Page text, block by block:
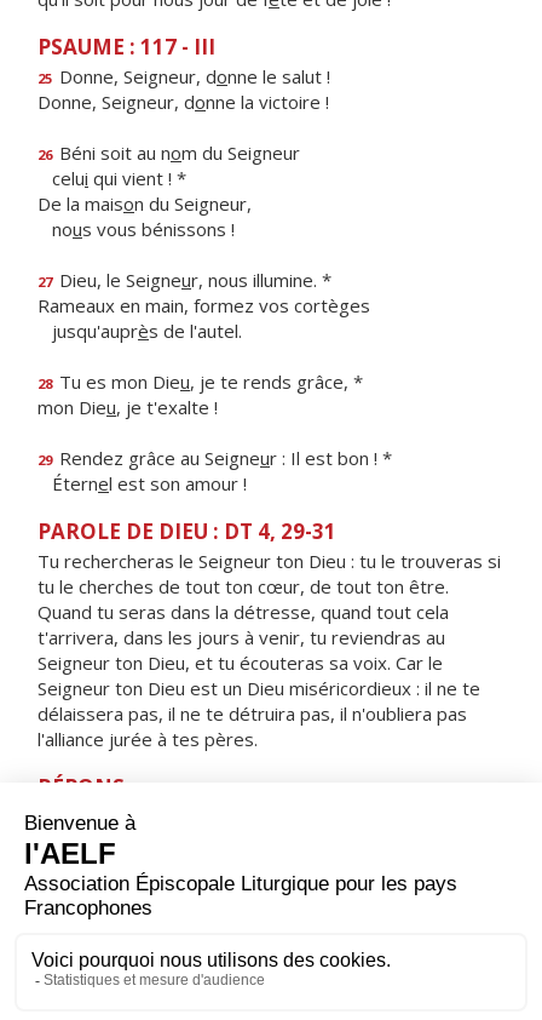
PSAUME : 117 - III
25 Donne, Seigneur, donne le salut !
Donne, Seigneur, donne la victoire !
26 Béni soit au nom du Seigneur
celui qui vient ! *
De la maison du Seigneur,
nous vous bénissons !
27 Dieu, le Seigneur, nous illumine. *
Rameaux en main, formez vos cortèges
jusqu'auprès de l'autel.
28 Tu es mon Dieu, je te rends grâce, *
mon Dieu, je t'exalte !
29 Rendez grâce au Seigneur : Il est bon ! *
Éternel est son amour !
PAROLE DE DIEU : DT 4, 29-31
Tu rechercheras le Seigneur ton Dieu : tu le trouveras si
tu le cherches de tout ton cœur, de tout ton être.
Quand tu seras dans la détresse, quand tout cela
t'arrivera, dans les jours à venir, tu reviendras au
Seigneur ton Dieu, et tu écouteras sa voix. Car le
Seigneur ton Dieu est un Dieu miséricordieux : il ne te
délaissera pas, il ne te détruira pas, il n'oubliera pas
l'alliance jurée à tes pères.
RÉPONS
V/ Le sacrifice qui plaît à Dieu, c'est un esprit brisé :
ne repousse pas, mon Dieu, un cœur brisé, broyé.
ORAISON
Accorde-nous, Dieu tout-puissant, tout au long de ce
Christ et de nous ouvrir à sa lumière par une vie de plus